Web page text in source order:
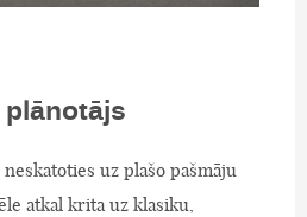
uz plašo pašmāju
atkal krita uz klasiku,